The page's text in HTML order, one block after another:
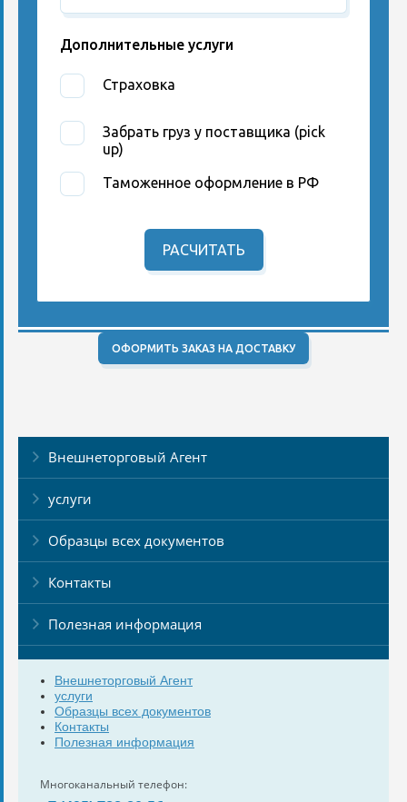
Дополнительные услуги
Страховка
Забрать груз у поставщика (pick
up)
Таможенное оформление в РФ
РАСЧИТАТЬ
ОФОРМИТЬ ЗАКАЗ НА ДОСТАВКУ
Внешнеторговый Агент
услуги
Образцы всех документов
Контакты
Полезная информация
Внешнеторговый Агент
услуги
Образцы всех документов
Контакты
Полезная информация
Многоканальный телефон: